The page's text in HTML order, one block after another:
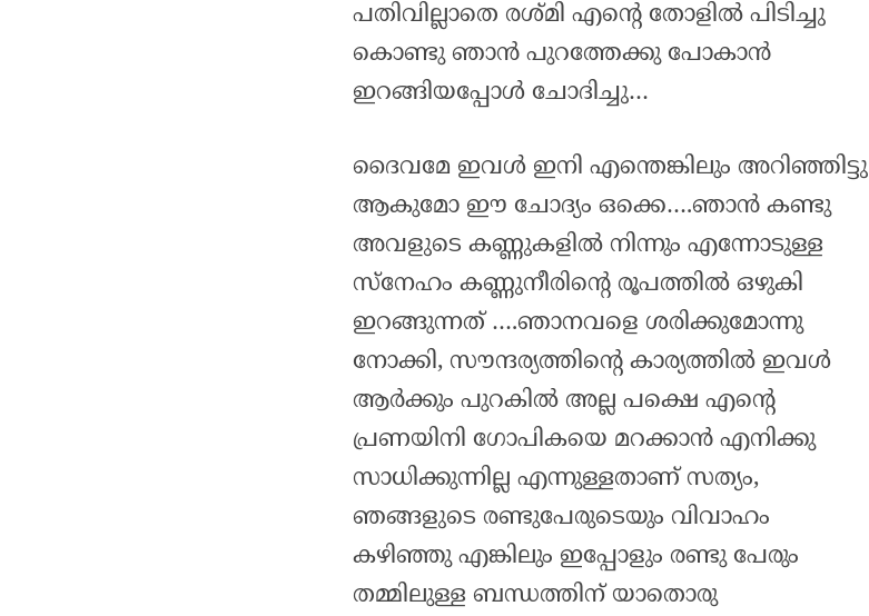
പതിവില്ലാതെ രശ്മി എന്റെ തോളിൽ പിടിച്ചു
കൊണ്ടു ഞാൻ പുറത്തേക്കു പോകാൻ
ഇറങ്ങിയപ്പോൾ ചോദിച്ചു…
ദൈവമേ ഇവൾ ഇനി എന്തെങ്കിലും അറിഞ്ഞിട്ടു
ആകുമോ ഈ ചോദ്യം ഒക്കെ….ഞാൻ കണ്ടു
അവളുടെ കണ്ണുകളിൽ നിന്നും എന്നോടുള്ള
സ്നേഹം കണ്ണുനീരിന്റെ രൂപത്തിൽ ഒഴുകി
ഇറങ്ങുന്നത് ….ഞാനവളെ ശരിക്കുമോന്നു
നോക്കി, സൗന്ദര്യത്തിന്റെ കാര്യത്തിൽ ഇവൾ
ആർക്കും പുറകിൽ അല്ല പക്ഷെ എന്റെ
പ്രണയിനി ഗോപികയെ മറക്കാൻ എനിക്കു
സാധിക്കുന്നില്ല എന്നുള്ളതാണ് സത്യം,
ഞങ്ങളുടെ രണ്ടുപേരുടെയും വിവാഹം
കഴിഞ്ഞു എങ്കിലും ഇപ്പോളും രണ്ടു പേരും
തമ്മിലുള്ള ബന്ധത്തിന് യാതൊരു